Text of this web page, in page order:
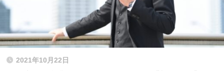
2021年10月22日